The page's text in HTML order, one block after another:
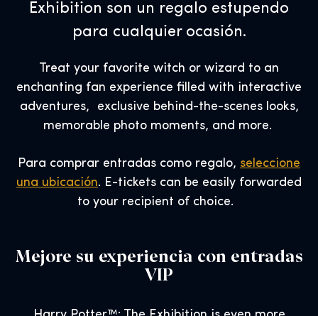
Exhibition son un regalo estupendo
para cualquier ocasión.
Treat your favorite witch or wizard to an
enchanting fan experience filled with interactive
adventures, exclusive behind-the-scenes looks,
memorable photo moments, and more.
Para comprar entradas como regalo, seleccione
una ubicación. E-tickets can be easily forwarded
to your recipient of choice.
Mejore su experiencia con entradas
VIP